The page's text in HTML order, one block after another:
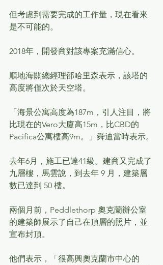
但考慮到需要完成的工作量，現在看來
是不可能的。
2018年，開發商對該專案充滿信心。
順地海關總經理邵哈里森表示，該塔的
高度將僅次於天空塔。
「海景公寓高度為187m，引人注目，將
比現在的Vero大廈高15m，比CBD的
Pacifica公寓樓高9m。」舜迪當時表示。
去年6月，施工已達41級。建商又完成了
九層樓，馬雲說，到去年 9 月，建築層
數已達到 50 樓。
兩個月前，Peddlethorp 奧克蘭辦公室
的建築師展示了自己在頂層的照片，並
宣布封頂。
他們表示，「很高興奧克蘭市中心的